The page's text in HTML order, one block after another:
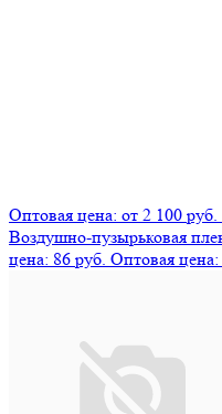
Оптовая цена: от 2 100 руб.
Воздушно-пузырьковая
цена: 86 руб. Оптовая цена: